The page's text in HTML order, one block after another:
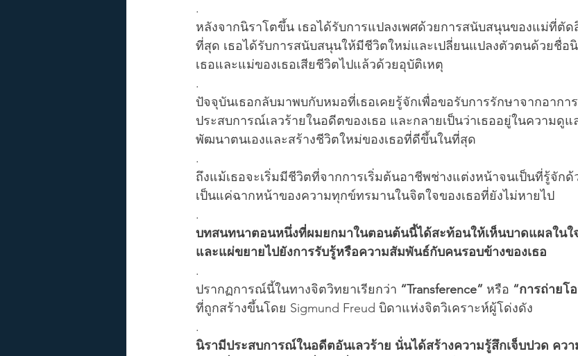
.
หลังจากนิราโตขึ้น เธอได้รับการแปลงเพศด้วยการสนับสนุนของแม่ที่ตั
ที่สุด เธอได้รับการสนับสนุนให้มีชีวิตใหม่และเปลี่ยนแปลงตัวตนด้วยชื่อนิ
เธอและแม่ของเธอเสียชีวิตไปแล้วด้วยอุบัติเหตุ
.
ปัจจุบันเธอกลับมาพบกับหมอที่เธอเคยรู้จักเพื่อขอรับการรักษาจากอากา
ประสบการณ์เลวร้ายในอดีตของเธอ และกลายเป็นว่าเธออยู่ในความดูแ
พัฒนาตนเองและสร้างชีวิตใหม่ของเธอที่ดีขึ้นในที่สุด
.
ถึงแม้เธอจะเริ่มมีชีวิตที่จากการเริ่มต้นอาชีพช่างแต่งหน้าจนเป็นที่รู้จัก
เป็นแค่ฉากหน้าของความทุกข์ทรมานในจิตใจของเธอที่ยังไม่หายไป
.
บทสนทนาตอนหนึ่งที่ผมยกมาในตอนต้นนี้ได้สะท้อนให้เห็นบาดแผลในใ
และแผ่ขยายไปยังการรับรู้หรือความสัมพันธ์กับคนรอบข้างของเธอ
.
ปรากฏการณ์นี้ในทางจิตวิทยาเรียกว่า “Transference” หรือ “การถ่ายโ
ที่ถูกสร้างขึ้นโดย Sigmund Freud บิดาแห่งจิตวิเคราะห์ผู้โด่งดัง
.
นิรามีประสบการณ์ในอดีตอันเลวร้าย นั่นได้สร้างความรู้สึกเจ็บปวด ควา